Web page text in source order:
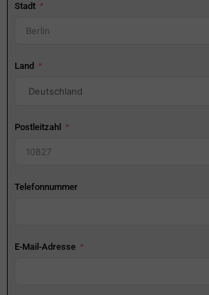
Stadt
Land
Postleitzahl
Telefonnummer
E-Mail-Adresse